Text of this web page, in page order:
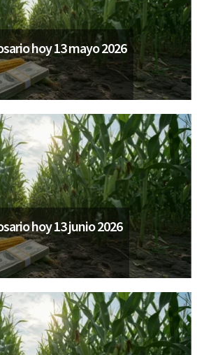
hoy 13 mayo 2026
hoy 13 junio 2026